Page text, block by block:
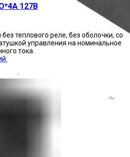
времени
127В
теплового реле, без оболочки, со
управления на номинальное
тока.